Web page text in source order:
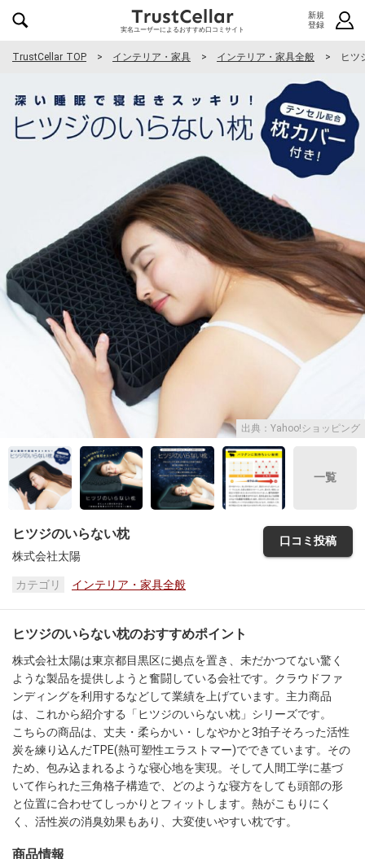
実名ユーザーによるおすすめ口コミサイト
新規
登録
TrustCellar TOP インテリア・家具 インテリア・家具全般 ヒツ
出典：Yahoo!ショッピング
一覧
ヒツジのいらない枕
株式会社太陽
口コミ投稿
カテゴリ インテリア・家具全般
ヒツジのいらない枕のおすすめポイント
株式会社太陽は東京都目黒区に拠点を置き、未だかつてない驚く
ような製品を提供しようと奮闘している会社です。クラウドファ
ンディングを利用するなどして業績を上げています。主力商品
は、これから紹介する「ヒツジのいらない枕」シリーズです。
こちらの商品は、丈夫・柔らかい・しなやかと3拍子そろった活性
炭を練り込んだTPE(熱可塑性エラストマー)でできています。その
ため、包み込まれるような寝心地を実現。そして人間工学に基づ
いて作られた三角格子構造で、どのような寝方をしても頭部の形
と位置に合わせてしっかりとフィットします。熱がこもりにく
く、活性炭の消臭効果もあり、大変使いやすい枕です。
商品情報